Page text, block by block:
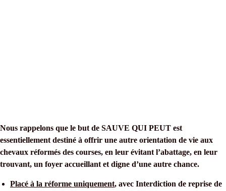
Nous rappelons que le but de SAUVE QUI PEUT est
essentiellement destiné à offrir une autre orientation de vie aux
chevaux réformés des courses, en leur évitant l’abattage, en leur
trouvant, un foyer accueillant et digne d’une autre chance.
Placé à la réforme uniquement, avec Interdiction de reprise de